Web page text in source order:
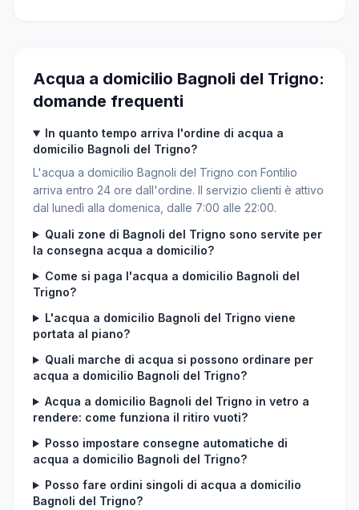
Acqua a domicilio Bagnoli del Trigno:
domande frequenti
In quanto tempo arriva l'ordine di acqua a
domicilio Bagnoli del Trigno?
L'acqua a domicilio Bagnoli del Trigno con Fontilio
arriva entro 24 ore dall'ordine. Il servizio clienti è attivo
dal lunedì alla domenica, dalle 7:00 alle 22:00.
Quali zone di Bagnoli del Trigno sono servite per
la consegna acqua a domicilio?
Come si paga l'acqua a domicilio Bagnoli del
Trigno?
L'acqua a domicilio Bagnoli del Trigno viene
portata al piano?
Quali marche di acqua si possono ordinare per
acqua a domicilio Bagnoli del Trigno?
Acqua a domicilio Bagnoli del Trigno in vetro a
rendere: come funziona il ritiro vuoti?
Posso impostare consegne automatiche di
acqua a domicilio Bagnoli del Trigno?
Posso fare ordini singoli di acqua a domicilio
Bagnoli del Trigno?